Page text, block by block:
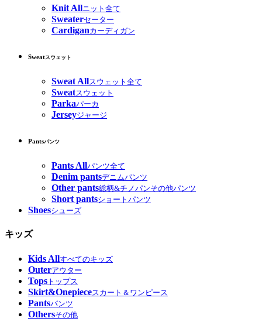
Knit Allニット全て
Sweaterセーター
Cardiganカーディガン
Sweatスウェット
Sweat Allスウェット全て
Sweatスウェット
Parkaパーカ
Jerseyジャージ
Pantsパンツ
Pants Allパンツ全て
Denim pantsデニムパンツ
Other pants総柄&チノパンその他パンツ
Short pantsショートパンツ
Shoesシューズ
キッズ
Kids Allすべてのキッズ
Outerアウター
Tops トップス
Skirt&Onepieceスカート＆ワンピース
Pantsパンツ
Othersその他